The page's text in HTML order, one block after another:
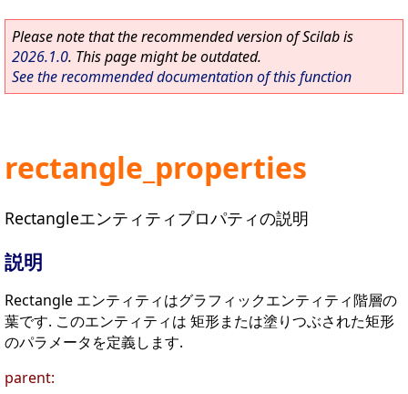
Please note that the recommended version of Scilab is
2026.1.0. This page might be outdated.
See the recommended documentation of this function
rectangle_properties
Rectangleエンティティプロパティの説明
説明
Rectangle エンティティはグラフィックエンティティ階層の
葉です. このエンティティは 矩形または塗りつぶされた矩形
のパラメータを定義します.
parent: